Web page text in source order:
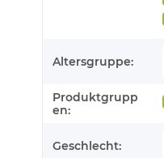
Altersgruppe:
Produktgrupp
en:
Geschlecht: